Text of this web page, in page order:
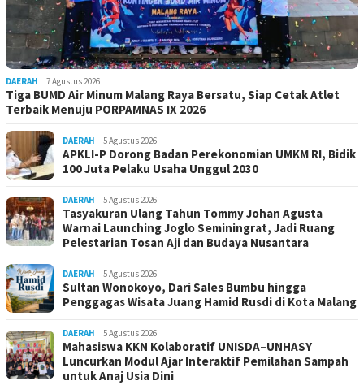
DAERAH 7 Agustus 2026
Tiga BUMD Air Minum Malang Raya Bersatu, Siap Cetak Atlet
Terbaik Menuju PORPAMNAS IX 2026
DAERAH 5 Agustus 2026
APKLI-P Dorong Badan Perekonomian UMKM RI, Bidik
100 Juta Pelaku Usaha Unggul 2030
DAERAH 5 Agustus 2026
Tasyakuran Ulang Tahun Tommy Johan Agusta
Warnai Launching Joglo Seminingrat, Jadi Ruang
Pelestarian Tosan Aji dan Budaya Nusantara
DAERAH 5 Agustus 2026
Sultan Wonokoyo, Dari Sales Bumbu hingga
Penggagas Wisata Juang Hamid Rusdi di Kota Malang
DAERAH 5 Agustus 2026
Mahasiswa KKN Kolaboratif UNISDA–UNHASY
Luncurkan Modul Ajar Interaktif Pemilahan Sampah
untuk Anaj Usia Dini